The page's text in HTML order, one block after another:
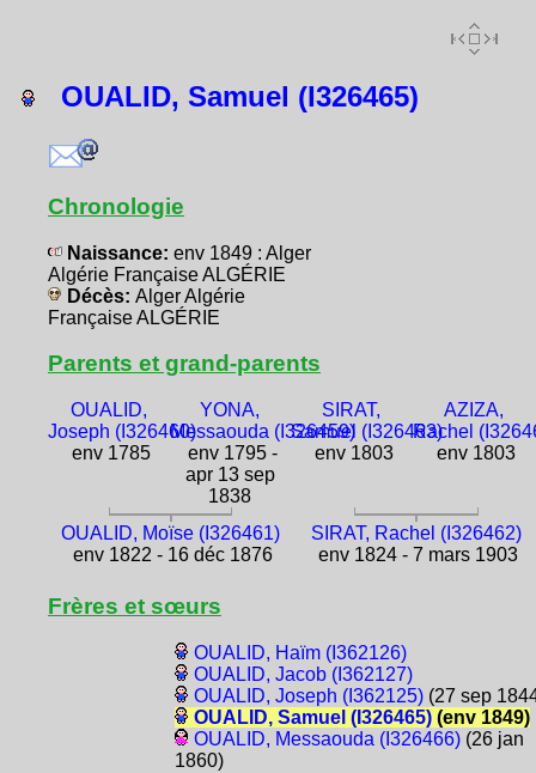
OUALID, Samuel (I326465)
Chronologie
Naissance: env 1849 : Alger
Algérie Française ALGÉRIE
Décès: Alger Algérie
Française ALGÉRIE
Parents et grand-parents
OUALID,
Joseph (I326460)
env 1785
YONA,
Messaouda (I326459)
env 1795 -
apr 13 sep
1838
SIRAT,
Samuel (I326463)
env 1803
AZIZA,
Rachel
env 1803
OUALID, Moïse (I326461)
env 1822 - 16 déc 1876
SIRAT, Rachel (I326462)
env 1824 - 7 mars 1903
Frères et sœurs
OUALID, Haïm (I362126)
OUALID, Jacob (I362127)
OUALID, Joseph (I362125)(27 sep
OUALID, Samuel (I326465)(env 1849)
OUALID, Messaouda (I326466)(26 jan
1860)